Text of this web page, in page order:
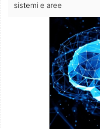
sistemi e aree